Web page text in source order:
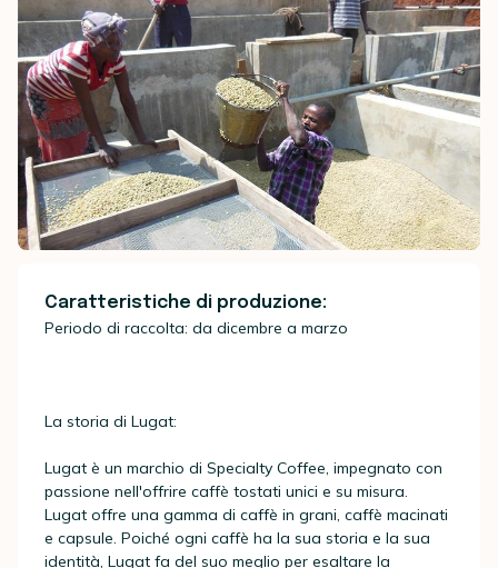
Caratteristiche di produzione:
Periodo di raccolta: da dicembre a marzo
La storia di Lugat:
Lugat è un marchio di Specialty Coffee, impegnato con
passione nell'offrire caffè tostati unici e su misura.
Lugat offre una gamma di caffè in grani, caffè macinati
e capsule. Poiché ogni caffè ha la sua storia e la sua
identità, Lugat fa del suo meglio per esaltare la